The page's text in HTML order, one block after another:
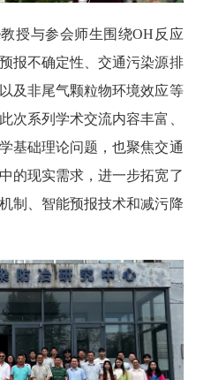
教授与参会师生围绕OH 反应
报不确定性、交通污染源排
及非尾气颗粒物环境效应等
次系列学术交流内容丰富、
基础理论问题，也聚焦交通
的现实需求，进一步拓宽了
制、智能预报技术和减污降